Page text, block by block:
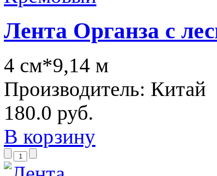
Лента Органза с
4 см*9,14 м
Производитель: Китай
180.0 руб.
В корзину